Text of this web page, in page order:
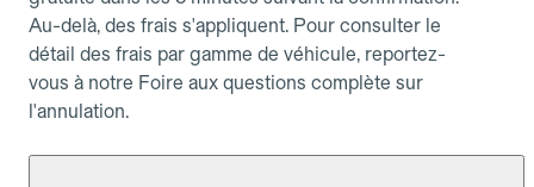
Au-delà, des frais s'appliquent. Pour consulter le
détail des frais par gamme de véhicule, reportez-
vous à notre Foire aux questions complète sur
l'annulation.